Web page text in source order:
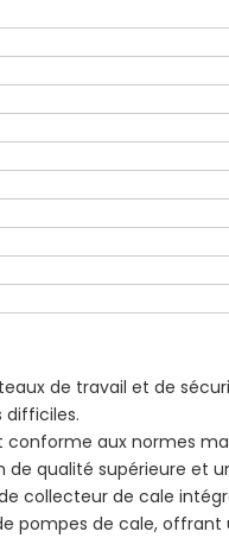
de travail et de
difficiles.
aux normes
qualité supérieure et
collecteur de cale
pompes de cale, offrant